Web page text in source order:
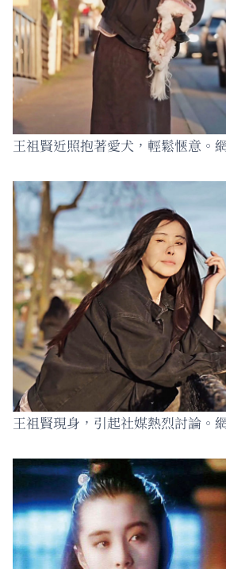
王祖賢近照抱著愛犬，輕鬆愜意。
王祖賢現身，引起社媒熱烈討論。